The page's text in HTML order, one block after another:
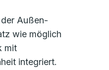
Außen-
wie möglich
mit
integriert.